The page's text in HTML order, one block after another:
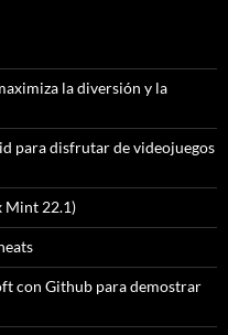
la diversión y la
para disfrutar de videojuegos
Mint 22.1)
con Github para demostrar